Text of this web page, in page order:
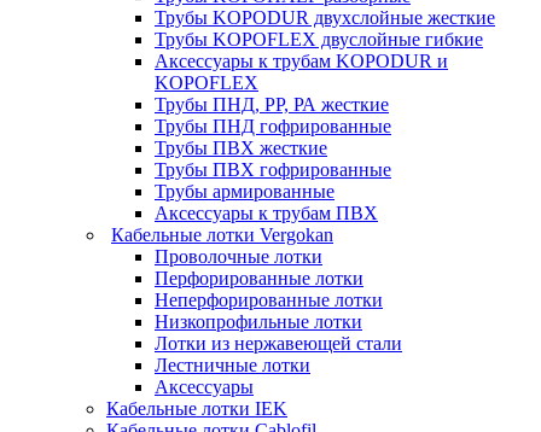
Трубы KOPODUR двухслойные жесткие
Трубы KOPOFLEX двуслойные гибкие
Аксессуары к трубам KOPODUR и
KOPOFLEX
Трубы ПНД, РР, РА жесткие
Трубы ПНД гофрированные
Трубы ПВХ жесткие
Трубы ПВХ гофрированные
Трубы армированные
Аксессуары к трубам ПВХ
Кабельные лотки Vergokan
Проволочные лотки
Перфорированные лотки
Неперфорированные лотки
Низкопрофильные лотки
Лотки из нержавеющей стали
Лестничные лотки
Аксессуары
Кабельные лотки IEK